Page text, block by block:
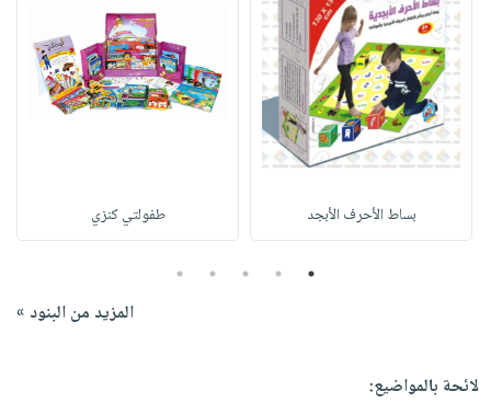
بساط الأحرف الأبجد طفولتي كنزي
1
2
3
4
5
المزيد من البنود »
لائحة بالمواضيع: